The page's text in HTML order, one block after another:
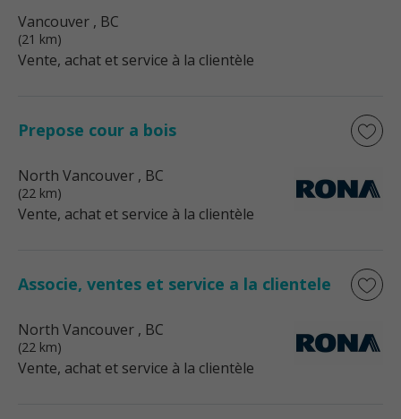
Vancouver , BC
(21 km)
Vente, achat et service à la clientèle
Prepose cour a bois
North Vancouver , BC
(22 km)
Vente, achat et service à la clientèle
Associe, ventes et service a la clientele
North Vancouver , BC
(22 km)
Vente, achat et service à la clientèle